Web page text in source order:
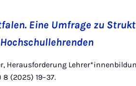
Eine Umfrage zu
Herausforderung
(2025) 19–37.